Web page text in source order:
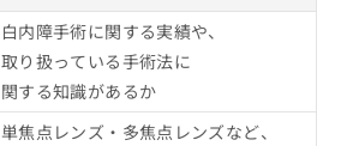
白内障手術に関する実績や、
取り扱っている手術法に
関する知識があるか
単焦点レンズ・多焦点レンズなど、